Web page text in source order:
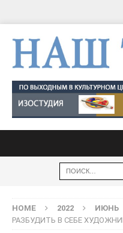
HOME 2022 ИЮНЬ
РАЗБУДИТЬ В СЕБЕ